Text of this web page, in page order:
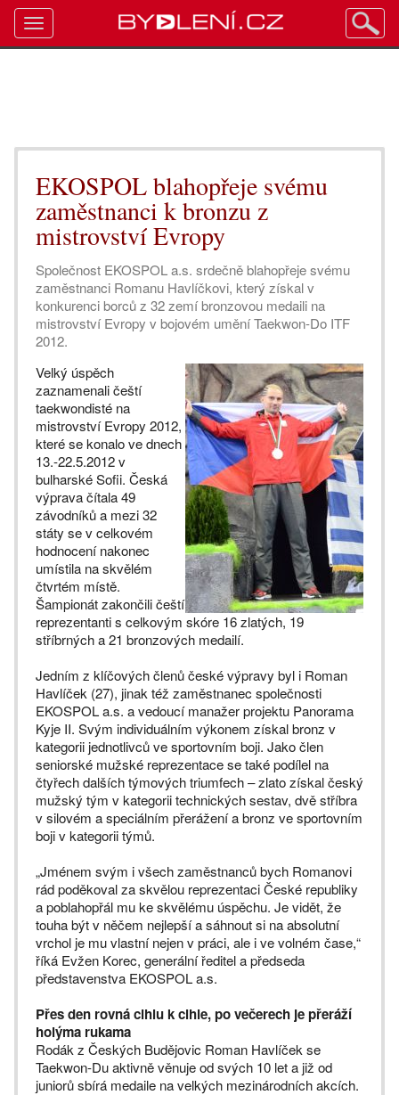
EKOSPOL blahopřeje svému
zaměstnanci k bronzu z
mistrovství Evropy
Společnost EKOSPOL a.s. srdečně blahopřeje svému
zaměstnanci Romanu Havlíčkovi, který získal v
konkurenci borců z 32 zemí bronzovou medaili na
mistrovství Evropy v bojovém umění Taekwon-Do ITF
2012.
Velký úspěch
zaznamenali čeští
taekwondisté na
mistrovství Evropy 2012,
které se konalo ve dnech
13.-22.5.2012 v
bulharské Sofii. Česká
výprava čítala 49
závodníků a mezi 32
státy se v celkovém
hodnocení nakonec
umístila na skvělém
čtvrtém místě.
Šampionát zakončili čeští
reprezentanti s celkovým skóre 16 zlatých, 19
stříbrných a 21 bronzových medailí.
Jedním z klíčových členů české výpravy byl i Roman
Havlíček (27), jinak též zaměstnanec společnosti
EKOSPOL a.s. a vedoucí manažer projektu Panorama
Kyje II. Svým individuálním výkonem získal bronz v
kategorii jednotlivců ve sportovním boji. Jako člen
seniorské mužské reprezentace se také podílel na
čtyřech dalších týmových triumfech – zlato získal český
mužský tým v kategorii technických sestav, dvě stříbra
v silovém a speciálním přerážení a bronz ve sportovním
boji v kategorii týmů.
„Jménem svým i všech zaměstnanců bych Romanovi
rád poděkoval za skvělou reprezentaci České republiky
a poblahopřál mu ke skvělému úspěchu. Je vidět, že
touha být v něčem nejlepší a sáhnout si na absolutní
vrchol je mu vlastní nejen v práci, ale i ve volném čase,“
říká Evžen Korec, generální ředitel a předseda
představenstva EKOSPOL a.s.
Přes den rovná cihlu k cihle, po večerech je přeráží
holýma rukama
Rodák z Českých Budějovic Roman Havlíček se
Taekwon-Du aktivně věnuje od svých 10 let a již od
juniorů sbírá medaile na velkých mezinárodních akcích.
Toggle
navigation